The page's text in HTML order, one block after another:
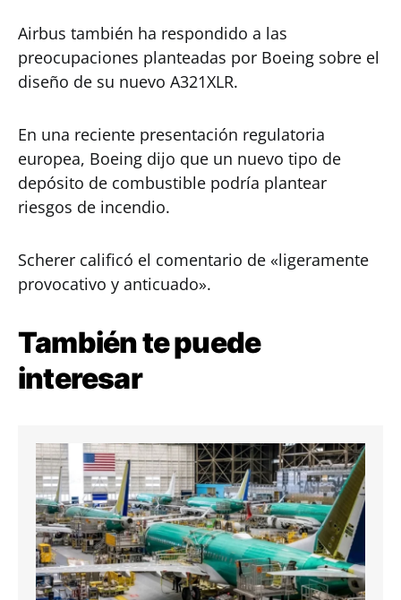
Airbus también ha respondido a las
preocupaciones planteadas por Boeing sobre el
diseño de su nuevo A321XLR.
En una reciente presentación regulatoria
europea, Boeing dijo que un nuevo tipo de
depósito de combustible podría plantear
riesgos de incendio.
Scherer calificó el comentario de «ligeramente
provocativo y anticuado».
También te puede
interesar